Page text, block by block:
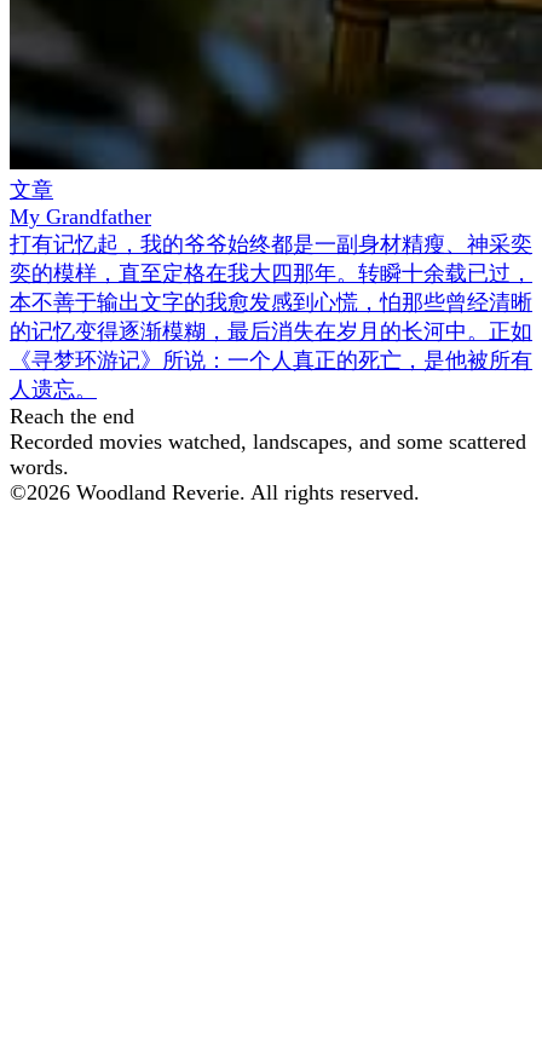
文章
My Grandfather
打有记忆起，我的爷爷始终都是一副身材精瘦、神采奕
奕的模样，直至定格在我大四那年。转瞬十余载已过，
本不善于输出文字的我愈发感到心慌，怕那些曾经清晰
的记忆变得逐渐模糊，最后消失在岁月的长河中。正如
《寻梦环游记》所说：一个人真正的死亡，是他被所有
人遗忘。
Reach the end
Recorded movies watched, landscapes, and some scattered
words.
©2026 Woodland Reverie. All rights reserved.